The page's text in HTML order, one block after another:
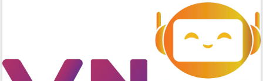
kinh tế từ 10% trở lên trong Quý
II/2026